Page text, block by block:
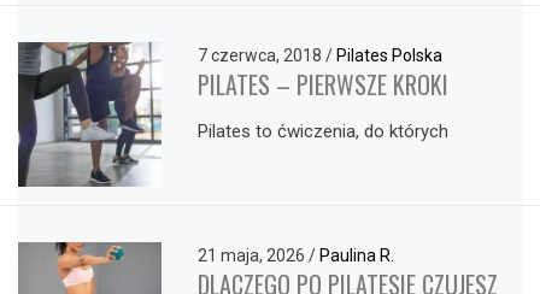
7 czerwca, 2018/ Pilates Polska
PILATES – PIERWSZE KROKI
Pilates to ćwiczenia, do których
21 maja, 2026/ Paulina R.
DLACZEGO PO PILATESIE CZUJESZ